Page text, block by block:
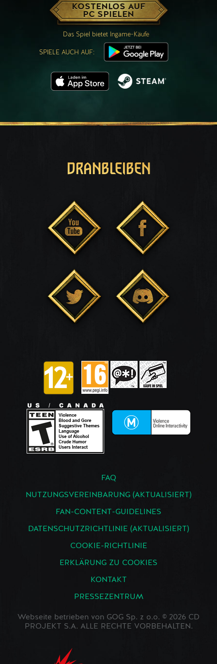
KOSTENLOS AUF
PC SPIELEN
Das Spiel bietet Ingame-Käufe
SPIELE AUCH AUF:
DRANBLEIBEN
FAQ
NUTZUNGSVEREINBARUNG (AKTUALISIERT)
FAN-CONTENT-GUIDELINES
DATENSCHUTZRICHTLINIE (AKTUALISIERT)
COOKIE-RICHTLINIE
ERKLÄRUNG ZU COOKIES
KONTAKT
PRESSEZENTRUM
Webseite betrieben von GOG Sp. z o.o. © 2026 CD
PROJEKT S.A. ALLE RECHTE VORBEHALTEN.